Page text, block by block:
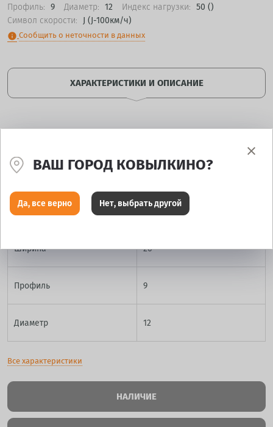
Профиль: 9 Диаметр: 12 Индекс нагрузки: 50 ()
Символ скорости:
J (J-100км/ч)
info Сообщить о неточности в данных
ХАРАКТЕРИСТИКИ И ОПИСАНИЕ
Производитель
Модель Vipr MU15
Ширина 26
Профиль 9
Диаметр 12
Все характеристики
НАЛИЧИЕ
ВАШ ГОРОД КОВЫЛКИНО?
Да, все верно Нет, выбрать другой